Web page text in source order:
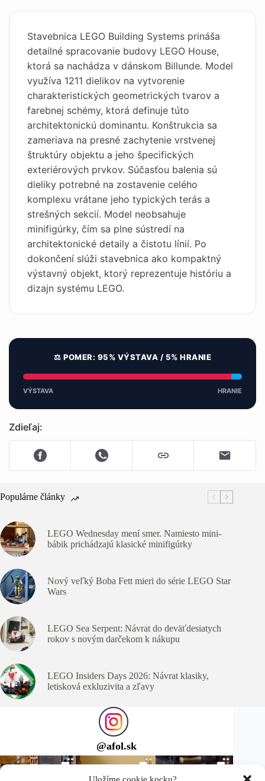
Uložíme cookie kocku?
Stavebnica LEGO Building Systems prináša
detailné spracovanie budovy LEGO House,
ktorá sa nachádza v dánskom Billunde. Model
využíva 1211 dielikov na vytvorenie
charakteristických geometrických tvarov a
farebnej schémy, ktorá definuje túto
architektonickú dominantu. Konštrukcia sa
zameriava na presné zachytenie vrstvenej
štruktúry objektu a jeho špecifických
exteriérových prvkov. Súčasťou balenia sú
dieliky potrebné na zostavenie celého
komplexu vrátane jeho typických terás a
strešných sekcií. Model neobsahuje
minifigúrky, čím sa plne sústredí na
architektonické detaily a čistotu línií. Po
dokončení slúži stavebnica ako kompaktný
výstavný objekt, ktorý reprezentuje históriu a
dizajn systému LEGO.
⚖️ POMER: 95% VÝSTAVA / 5% HRANIE
VÝSTAVA HRANIE
Zdieľaj:
Populárne články
LEGO Wednesday mení smer. Namiesto mini-
bábik prichádzajú klasické minifigúrky
Nový veľký Boba Fett mieri do série LEGO Star
Wars
LEGO Sea Serpent: Návrat do deväťdesiatych
rokov s novým darčekom k nákupu
LEGO Insiders Days 2026: Návrat klasiky,
letisková exkluzivita a zľavy
@afol.sk